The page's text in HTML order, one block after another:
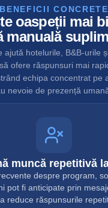
BENEFICII CONCRETE
oaspeții mai
manuală
ajută hotelurile, B&B-urile
ofere răspunsuri mai
echipa concentrat pe
nevoie de prezență
muncă repetitivă
despre program,
pot fi anticipate prin
reduce răspunsurile